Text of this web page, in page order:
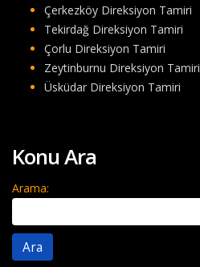
Çerkezköy Direksiyon Tamiri
Tekirdağ Direksiyon Tamiri
Çorlu Direksiyon Tamiri
Zeytinburnu Direksiyon Tamiri
Üsküdar Direksiyon Tamiri
Konu Ara
Arama: